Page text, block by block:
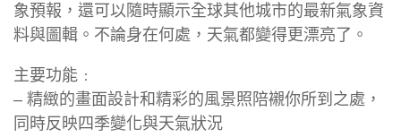
象預報，還可以隨時顯示全球其他城市的最新氣象資
料與圖輯。不論身在何處，天氣都變得更漂亮了。
主要功能﹕
– 精緻的畫面設計和精彩的風景照陪襯你所到之處，
同時反映四季變化與天氣狀況